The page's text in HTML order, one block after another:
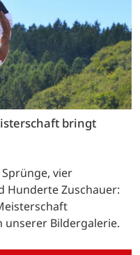
bringt
vier
Hunderte Zuschauer:
unserer Bildergalerie.